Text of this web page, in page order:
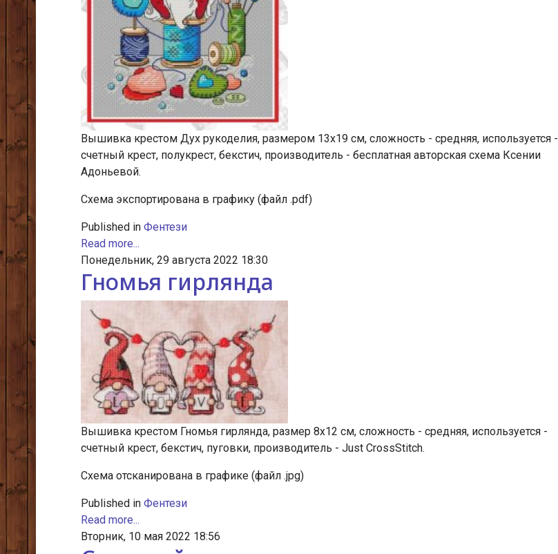
Вышивка крестом Дух рукоделия, размером 13х19 см, сложность - средняя, используется -
счетный крест, полукрест, бекстич, производитель - бесплатная авторская схема Ксении
Адоньевой.
Схема экспортирована в графику (файл .pdf)
Published in Фентези
Read more...
Понедельник, 29 августа 2022 18:30
Гномья гирлянда
Вышивка крестом Гномья гирлянда, размер 8х12 см, сложность - средняя, используется -
счетный крест, бекстич, пуговки, производитель - Just CrossStitch.
Схема отсканирована в графике (файл .jpg)
Published in Фентези
Read more...
Вторник, 10 мая 2022 18:56